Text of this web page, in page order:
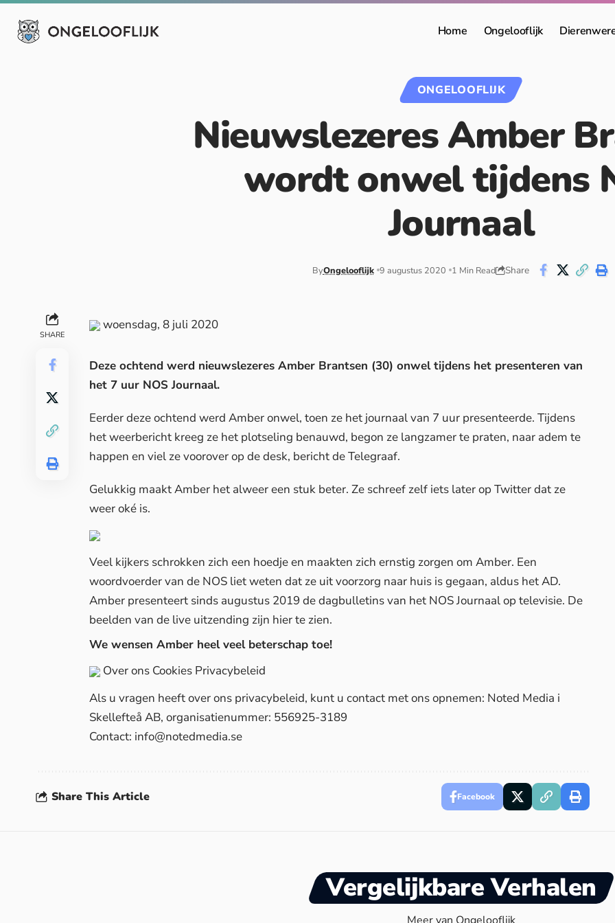
Home Ongelooflijk
ONGELOOFLIJK
Nieuwslezeres Amber
wordt onwel tijdens
Journaal
ByOngelooflijk 9 augustus 2020 1 Min Read Share
SHARE
woensdag, 8 juli 2020
Deze ochtend werd nieuwslezeres Amber Brantsen (30) onwel tijdens het presenteren van
het 7 uur NOS Journaal.
Eerder deze ochtend werd Amber onwel, toen ze het journaal van 7 uur presenteerde. Tijdens
het weerbericht kreeg ze het plotseling benauwd, begon ze langzamer te praten, naar adem te
happen en viel ze voorover op de desk, bericht deTelegraaf.
Gelukkig maakt Amber het alweer een stuk beter. Ze schreef zelf iets later op Twitter dat ze
weer oké is.
Veel kijkers schrokken zich een hoedje en maakten zich ernstig zorgen om Amber. Een
woordvoerder van de NOS liet weten dat ze uit voorzorg naar huis is gegaan, aldus hetAD.
Amber presenteert sinds augustus 2019 de dagbulletins van het NOS Journaal op televisie. De
beelden van de live uitzending zijn hierte zien.
We wensen Amber heel veel beterschap toe!
Over ons Cookies Privacybeleid
Als u vragen heeft over ons privacybeleid, kunt u contact met ons opnemen: Noted Media i
Skellefteå AB, organisatienummer: 556925-3189
Contact: info@notedmedia.se
Share This Article Facebook
Vergelijkbare Verhalen